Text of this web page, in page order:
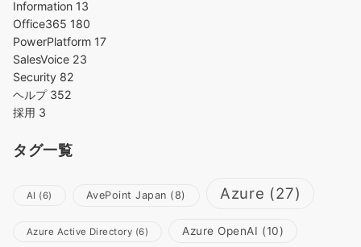
Information 13
Office365 180
PowerPlatform 17
SalesVoice 23
Security 82
ヘルプ 352
採用 3
タグ一覧
AI (6) AvePoint Japan (8) Azure (27)
Azure Active Directory (6) Azure OpenAI (10)